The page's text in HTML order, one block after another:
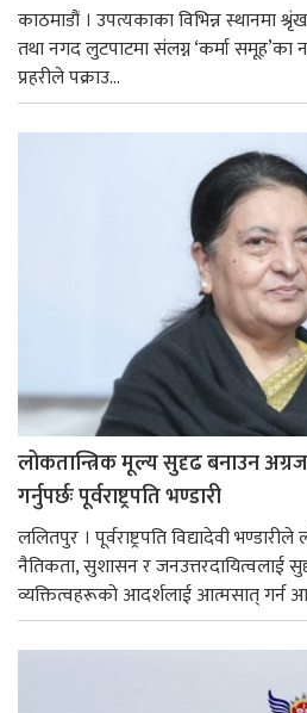
काठमाडौं । उपत्यकाका विभिन्न स्थानमा
तथा नगद लुटपाटमा संलग्न ‘कर्मा
प्रहरीले पक्राउ...
लोकतान्त्रिक मूल्य सुदृढ बनाउन
गर्नुपर्छः पूर्वराष्ट्रपति भण्डारी
ललितपुर । पूर्वराष्ट्रपति विद्यादेवी
नैतिकता, सुशासन र जनउत्तरदायित्वलाई
व्यक्तित्वहरूको आदर्शलाई आत्मसात् गर्न